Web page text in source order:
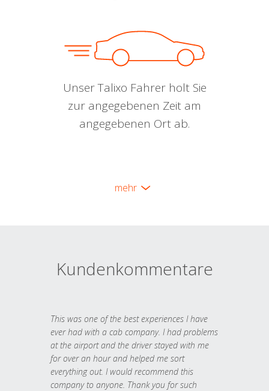
Unser Talixo Fahrer holt Sie
zur angegebenen Zeit am
angegebenen Ort ab.
mehr
Kundenkommentare
This was one of the best experiences I have
ever had with a cab company. I had problems
at the airport and the driver stayed with me
for over an hour and helped me sort
everything out. I would recommend this
company to anyone. Thank you for such